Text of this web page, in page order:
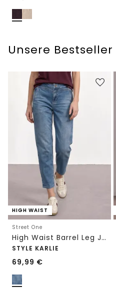
Unsere Bestseller
HIGH WAIST
Street One
High Waist Barrel Leg Jeans im Loose Fit
STYLE KARLIE
69,99 €